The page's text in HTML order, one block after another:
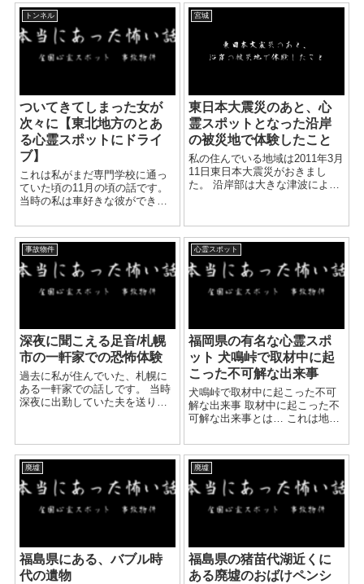
りになっている。 室内は、シミ
だらけの木の天井、 暗い灰...
暮らししていた部屋にも来てい
て、ふと少し散歩しようという
トンネル
ついてきてしまった女が
次々に【東北地方のとあ
る心霊スポットにドライ
ブ】
これは私がまだ専門学校に通っ
ていた頃の11月の頃の話です。
当時の私は車好きな彼ができ、
彼氏などとでドライブに行った
り山に車を走らせに行っていま
した。 ただ唯一私が拒んだのは
心霊スポットに行くというこ...
宮城
東日本大震災のあと、心
霊スポットとなった沿岸
の被災地で体験したこと
私の住んでいる地域は2011年3月
11日東日本大震災がおきまし
た。 沿岸部は大きな津波によっ
した。 その後、数年経った頃で
しょうか、 ネットで心霊スポ
ッ...
事故物件
深夜に聞こえる足音/札幌
市の一軒家での恐怖体験
過去に私が住んでいた、札幌に
ある一軒家での話しです。 当時
深夜に出勤していた夫を送り出
で眠りにつくところでした。 夫
が出勤して30分ほど経った、午
前3時頃の事。 1...
心霊スポット
福岡県の有名な心霊スポ
ット 犬鳴峠で取材中に起
こった不可解な出来事
犬鳴峠で取材中に起こった不可
解な出来事 取材中に起こった不
可解な出来事とは… これは地元
を取材中に起こった、本当に不
可解な出来事です。 犬鳴峠とは
福岡県のある町境を跨がる峠で
すが、名称もなんとな...
廃墟
福島県にある、バブル時
代の遺物
廃墟
福島県の猪苗代湖近くに
ある廃墟のおばけペンシ